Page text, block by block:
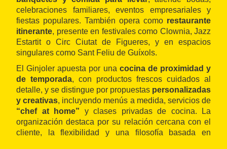
celebraciones familiares, eventos empresariales y
fiestas populares. También opera como restaurante
itinerante, presente en festivales como Clownia, Jazz
Estartit o Circ Ciutat de Figueres, y en espacios
singulares como Sant Feliu de Guíxols.
El Ginjoler apuesta por una cocina de proximidad y
de temporada, con productos frescos cuidados al
detalle, y se distingue por propuestas personalizadas
y creativas, incluyendo menús a medida, servicios de
“chef at home” y clases privadas de cocina. La
organización destaca por su relación cercana con el
cliente, la flexibilidad y una filosofía basada en